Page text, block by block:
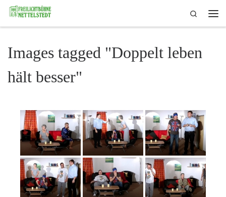
Skip to content
Search
Images tagged "Doppelt leben
hält besser"